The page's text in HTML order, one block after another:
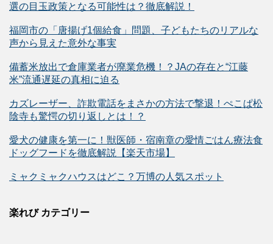
選の目玉政策となる可能性は？徹底解説！
福岡市の「唐揚げ1個給食」問題、子どもたちのリアルな
声から見えた意外な事実
備蓄米放出で倉庫業者が廃業危機！？JAの存在と“江藤
米”流通遅延の真相に迫る
カズレーザー、詐欺電話をまさかの方法で撃退！ぺこぱ松
陰寺も驚愕の切り返しとは！？
愛犬の健康を第一に！獣医師・宿南章の愛情ごはん療法食
ドッグフードを徹底解説【楽天市場】
ミャクミャクハウスはどこ？万博の人気スポット
楽れび カテゴリー